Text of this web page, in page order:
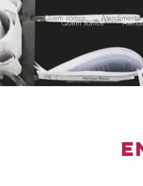
Quem somos Atendimento
Quem somos